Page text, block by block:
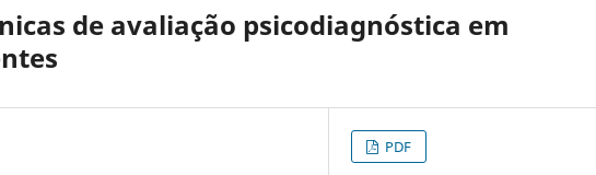
de avaliação psicodiagnóstica em
PDF